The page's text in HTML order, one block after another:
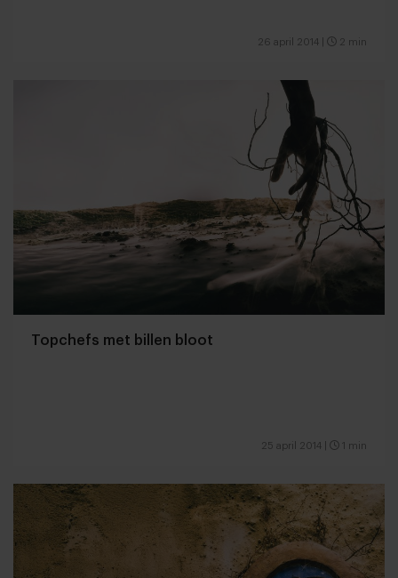
26 april 2014 2 min
Topchefs met billen bloot
25 april 2014 1 min